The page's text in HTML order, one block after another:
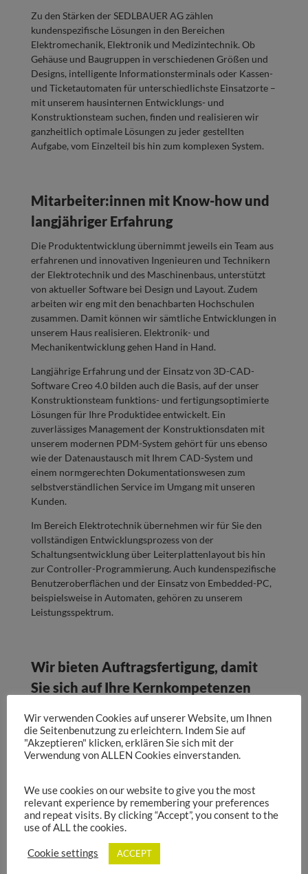
Zu den Stärken der SEDLBAUER AG zählen
kundenspezifische Lösungen in den Bereichen
Elektromechanik, Elektronik und Medizintechnik. Ob
Gehäuse und Baugruppen in verschiedenen Größen und
Designs, intelligente Informationsterminals oder Kassen-
und Ticketautomaten für unterschiedlichste Einsatzorte –
mit unserem hausinternen Entwicklungs- und
Konstruktionsteam suchen, finden und realisieren wir
ganzheitlich optimale Lösungen zu jeder gestellten
Aufgabe, vom Einzelteil bis hin zum komplexen System.
Mitarbeiter:innen mit Know-how und
langjähriger Erfahrung
Die Produktentwicklung übernimmt jeweils ein Team aus
erfahrenen und innovativen Ingenieuren und Technikern
der Elektrotechnik und des Maschinenbaus, unterstützt
von aktueller Software bei Design und Layout. Zudem
arbeiten wir eng mit den benachbarten Hochschulen
zusammen. Damit können wir sämtliche Entwicklungen in
unserem Haus realisieren. Elektronik- und
Mechanikentwicklung gehen Hand in Hand.
Langjährige Erfahrung und der Einsatz von 3D-CAD-
Software Creo 4.0 bilden auch die Basis, auf der unser
Konstruktionsteam funktions- und fertigungsoptimierte
Lösungen für Ihre Produktidee entwickelt. Ein
zuverlässiges Management der Konstruktionsdaten mit
unserem modernen PDM-System gehört für uns ebenso
wie der Datenaustausch mit Ihrem CAD-System und
einem normgerechten Dokumentationswesen zum
selbstverständlichen Service im Umgang mit unseren
Kunden.
Im Bereich Elektrotechnik übernehmen wir für Sie den
vollständigen Entwicklungsprozess von der
Schaltungsentwicklung über Leiterplattenlayout bis hin
zur Controller-Programmierung. Auch kundenspezifische
Benutzeroberflächen und der Einsatz von Embedded-PC,
beispielsweise in Automaten, gehören zu unserem
Leistungsspektrum.
Wir bieten Auftragsfertigung, damit
Sie sich auf Ihre Kernkompetenzen
Die SEDLBAUER AG betreibt Auftragsfertigung. Das
Leistungsspektrum ist hier breit gefächert, denn wir
decken die gesamte Wertschöpfungskette ab. So bietet
der Mechanik und der elektronischen Auftragsfertigung
an:
Projektmanagement
Design & Konstruktion & Entwicklung
Produktion
Wir verwenden Cookies auf unserer Website, um Ihnen
die Seitenbenutzung zu erleichtern. Indem Sie auf
"Akzeptieren" klicken, erklären Sie sich mit der
Verwendung von ALLEN Cookies einverstanden.
We use cookies on our website to give you the most
relevant experience by remembering your preferences
and repeat visits. By clicking “Accept”, you consent to the
use of ALL the cookies.
Cookie settings ACCEPT